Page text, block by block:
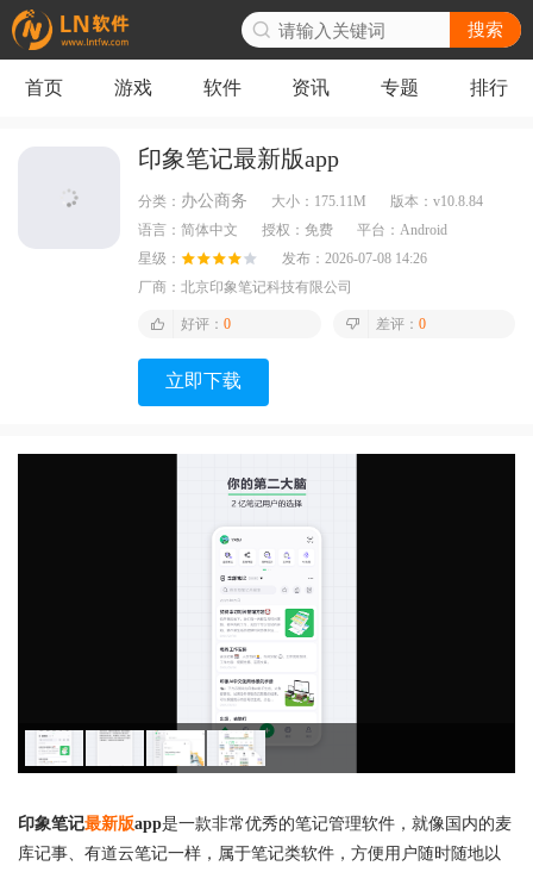
搜索
首页 游戏 软件 资讯 专题 排行
印象笔记最新版app
分类： 办公商务 大小： 175.11M 版本： v10.8.84
语言： 简体中文 授权： 免费 平台： Android
星级：
发布： 2026-07-08 14:26
厂商： 北京印象笔记科技有限公司
好评： 0 差评： 0
立即下载
印象笔记最新版app是一款非常优秀的笔记管理软件，就像国内的麦
库记事、有道云笔记一样，属于笔记类软件，方便用户随时随地以